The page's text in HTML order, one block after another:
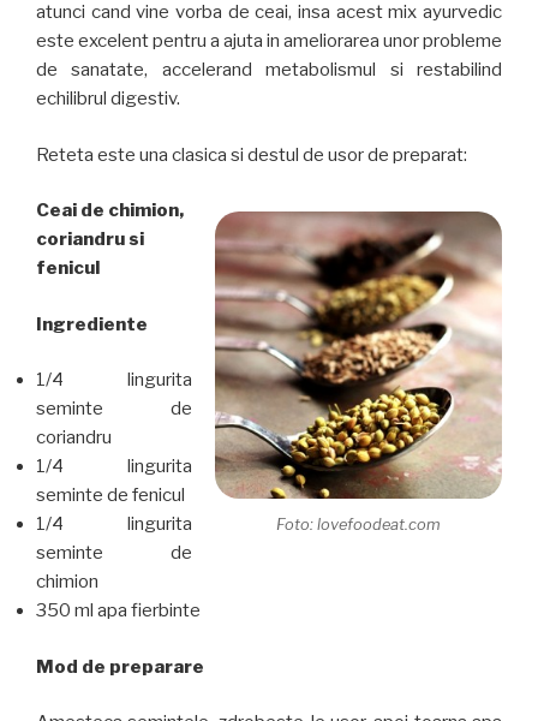
atunci cand vine vorba de ceai, insa acest mix ayurvedic
este excelent pentru a ajuta in ameliorarea unor probleme
de sanatate, accelerand metabolismul si restabilind
echilibrul digestiv.
Reteta este una clasica si destul de usor de preparat:
Foto: lovefoodeat.com
Ceai de chimion,
coriandru si
fenicul
Ingrediente
1/4 lingurita
seminte de
coriandru
1/4 lingurita
seminte de fenicul
1/4 lingurita
seminte de
chimion
350 ml apa fierbinte
Mod de preparare